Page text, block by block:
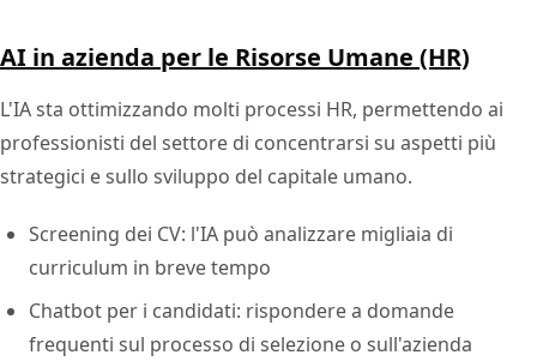
AI in azienda per le Risorse Umane (HR)
L'IA sta ottimizzando molti processi HR, permettendo ai
professionisti del settore di concentrarsi su aspetti più
strategici e sullo sviluppo del capitale umano.
Screening dei CV: l'IA può analizzare migliaia di
curriculum in breve tempo
Chatbot per i candidati: rispondere a domande
frequenti sul processo di selezione o sull'azienda